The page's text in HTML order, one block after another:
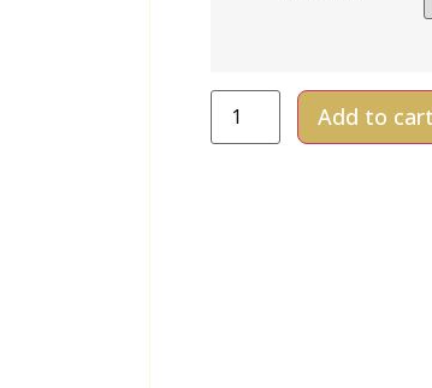
Add to